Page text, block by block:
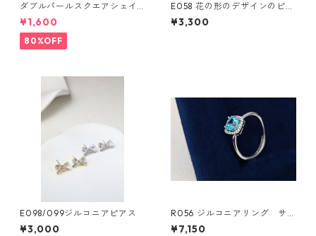
ダブルパールスクエアシェイ
プサングラス(Dark brown) **
SinSin*
¥1,600
80%OFF
E058 花の形のデザインのピア
ス 貝殻の珠
¥3,300
E098/099ジルコニアピアス
¥3,000
R056 ジルコニアリング サイ
ズFree
¥7,150